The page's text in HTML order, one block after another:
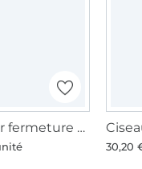
Curseur fermeture Éclair, couleur argent
30,20